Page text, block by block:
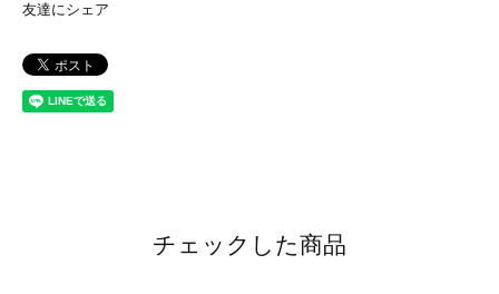
友達にシェア
チェックした商品